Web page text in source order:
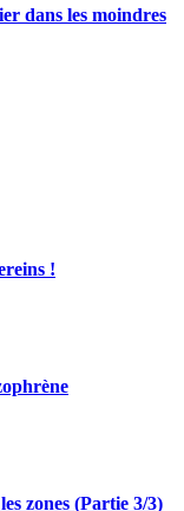
dans les moindres
!
zones (Partie 3/3)